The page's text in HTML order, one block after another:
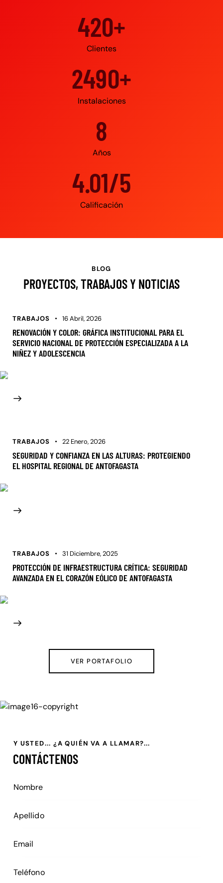
500+
Clientes
3000+
Instalaciones
10
Años
4.95/5
Calificación
BLOG
PROYECTOS, TRABAJOS Y NOTICIAS
TRABAJOS 16 Abril, 2026
RENOVACIÓN Y COLOR: GRÁFICA INSTITUCIONAL PARA EL
SERVICIO NACIONAL DE PROTECCIÓN ESPECIALIZADA A LA
NIÑEZ Y ADOLESCENCIA
TRABAJOS 22 Enero, 2026
SEGURIDAD Y CONFIANZA EN LAS ALTURAS: PROTEGIENDO
EL HOSPITAL REGIONAL DE ANTOFAGASTA
TRABAJOS 31 Diciembre, 2025
PROTECCIÓN DE INFRAESTRUCTURA CRÍTICA: SEGURIDAD
AVANZADA EN EL CORAZÓN EÓLICO DE ANTOFAGASTA
VER PORTAFOLIO
Y USTED... ¿A QUIÉN VA A LLAMAR?...
CONTÁCTENOS